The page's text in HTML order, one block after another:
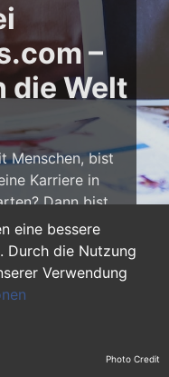
eine bessere
Durch die Nutzung
Verwendung
–
die Welt
Menschen, bist
Karriere in
Dann bist
richtig! Hier
und
bis hin zu
Photo Credit